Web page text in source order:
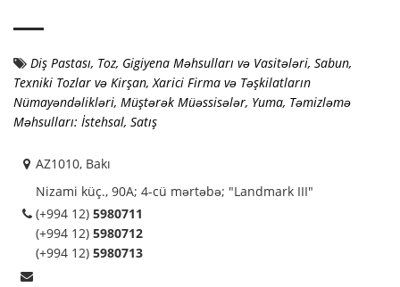
Diş Pastası, Toz, Gigiyena Məhsulları və Vasitələri, Sabun,
Texniki Tozlar və Kirşan, Xarici Firma və Təşkilatların
Nümayəndəlikləri, Müştərək Müəssisələr, Yuma, Təmizləmə
Məhsulları: İstehsal, Satış
AZ1010, Bakı
Nizami küç., 90A; 4-cü mərtəbə; "Landmark III"
(+994 12) 5980711
(+994 12) 5980712
(+994 12) 5980713